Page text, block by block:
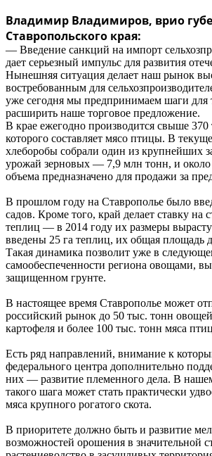
Владимир Владимиров, врио
Ставропольского края:
— Введение санкций на импорт
дает серьезный импульс для развития
Нынешняя ситуация делает наш рынок
востребованным для
уже сегодня мы предпринимаем шаги для
расширить наше торговое предложение.
В крае ежегодно производится свыше
которого составляет мясо птицы. В
хлеборобы собрали один из крупнейших
урожай зерновых — 7,9 млн тонн, и около
объема предназначено для продажи за
В прошлом году на Ставрополье было
садов. Кроме того, край делает ставку на
теплиц — в 2014 году их размеры
введены 25 га теплиц, их общая площадь
Такая динамика позволит уже в
самообеспеченности региона овощами,
защищенном грунте.
В настоящее время Ставрополье может
российский рынок до 50 тыс. тонн
картофеля и более 100 тыс. тонн мяса
Есть ряд направлений, внимание к
федерального центра дополнительно
них — развитие племенного дела. В нашем
такого шага может стать практически
мяса крупного рогатого скота.
В приоритете должно быть и развитие
возможностей орошения в значительной